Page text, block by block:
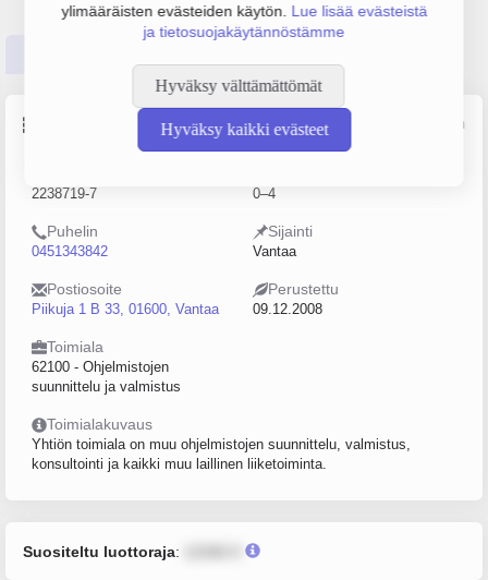
ylimääräisten evästeiden käytön. Lue lisää evästeistä
ja tietosuojakäytännöstämme
Hyväksy välttämättömät
Hyväksy kaikki evästeetLähde: YTJ, PRH, Traficom
2238719-7 0–4
Puhelin
0451343842
Sijainti
Vantaa
Postiosoite
Piikuja 1 B 33, 01600, Vantaa
Perustettu
09.12.2008
Toimiala
62100 - Ohjelmistojen
suunnittelu ja valmistus
Toimialakuvaus
Yhtiön toimiala on muu ohjelmistojen suunnittelu, valmistus,
konsultointi ja kaikki muu laillinen liiketoiminta.
Suositeltu luottoraja: